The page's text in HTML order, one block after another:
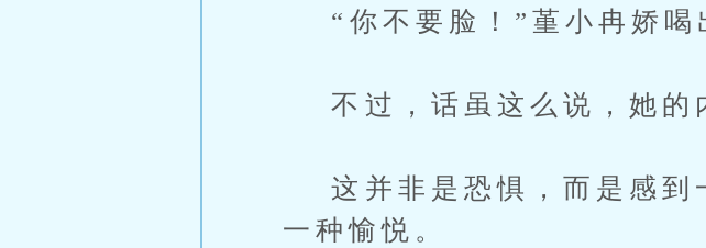
“你不要脸！”堇小冉娇喝
不过，话虽这么说，她的
这并非是恐惧，而是感到
一种愉悦。